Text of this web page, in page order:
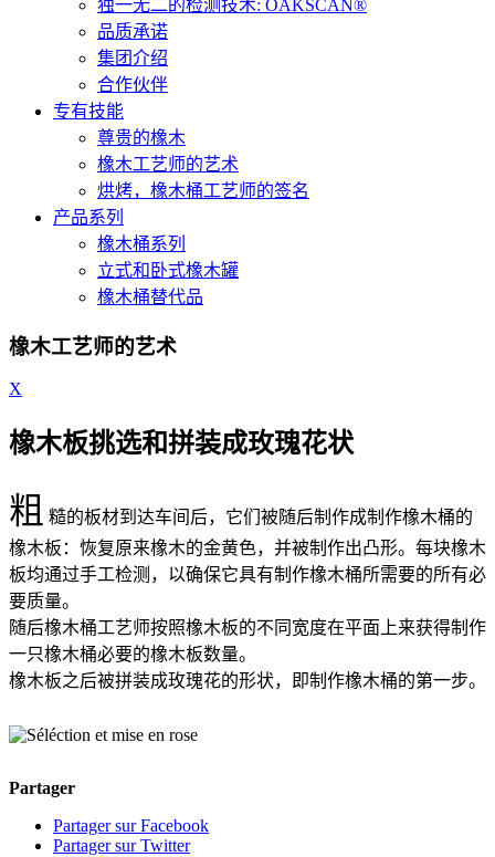
独一无二的检测技术: OAKSCAN®
品质承诺
集团介绍
合作伙伴
专有技能
尊贵的橡木
橡木工艺师的艺术
烘烤，橡木桶工艺师的签名
产品系列
橡木桶系列
立式和卧式橡木罐
橡木桶替代品
橡木工艺师的艺术
X
橡木板挑选和拼装成玫瑰花状
粗 糙的板材到达车间后，它们被随后制作成制作橡木桶的
橡木板：恢复原来橡木的金黄色，并被制作出凸形。每块橡木
板均通过手工检测，以确保它具有制作橡木桶所需要的所有必
要质量。
随后橡木桶工艺师按照橡木板的不同宽度在平面上来获得制作
一只橡木桶必要的橡木板数量。
橡木板之后被拼装成玫瑰花的形状，即制作橡木桶的第一步。
Partager
Partager sur Facebook
Partager sur Twitter